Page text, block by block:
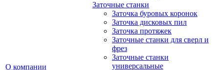
О компании
Заточные станки
Заточка буровых коронок
Заточка дисковых пил
Заточка протяжек
Заточные станки для сверл и
фрез
Заточные станки
универсальные